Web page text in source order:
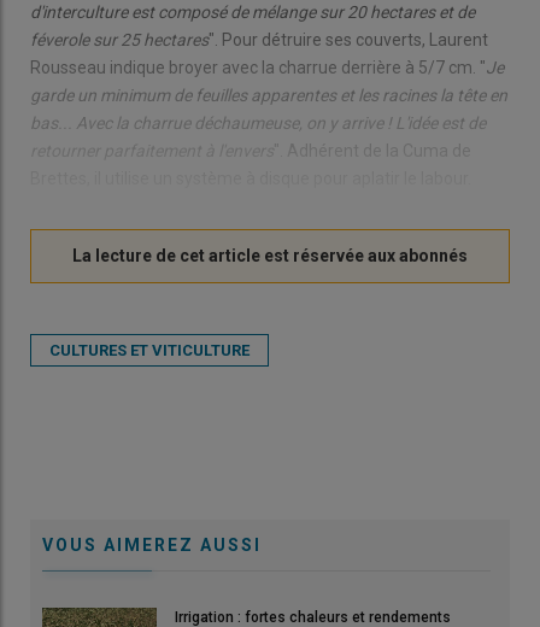
d'interculture est composé de mélange sur 20 hectares et de
féverole sur 25 hectares". Pour détruire ses couverts, Laurent
Rousseau indique broyer avec la charrue derrière à 5/7 cm. "Je
garde un minimum de feuilles apparentes et les racines la tête en
bas... Avec la charrue déchaumeuse, on y arrive ! L'idée est de
". Adhérent de la Cuma de
CULTURES ET VITICULTURE
VOUS AIMEREZ AUSSI
Irrigation : fortes chaleurs et rendements